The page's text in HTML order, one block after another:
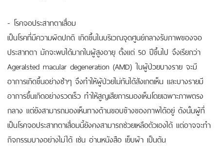
- โรคจอประสาทตาเสื่อม
เป็นโรคที่มีความผิดปกติ เกิดขึ้นในบริเวณจุดศูนย์กลางรับภาพของจอ
ประสาทตา มักจะพบได้มากในผู้สูงอายุ ตั้งแต่ 50 ปีขึ้นไป จึงเรียกว่า
Ageralsted macular degeneration (AMD) ในผู้ป่วยบางราย จะมี
อาการเกิดขึ้นอย่างช้าๆ จึงทำให้ผู้ป่วยไม่ทันได้สังเกตเห็น และบางรายมี
อาการขึ้นเกิดอย่างรวดเร็ว ทำให้สูญเสียการมองเห็นโดยเฉพาะภาพตรง
กลาง แต่ยังสามารถมองเห็นทางด้านขอบข้างของภาพได้อยู่ ดังนั้นผู้ที่
เป็นโรคจอประสาทตาเสื่อมนี้ยังคงสามารถช่วยเหลือตัวเองได้ แต่อาจจะทำ
กิจกรรมบางอย่างไม่ได้ เช่น อ่านหนังสือ เย็บผ้า เป็นต้น